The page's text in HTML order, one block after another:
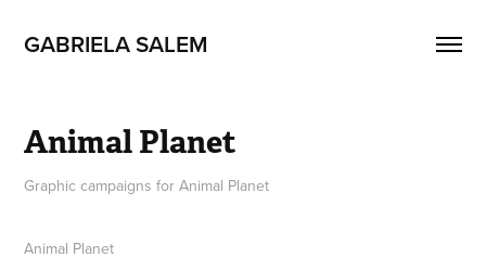
GABRIELA SALEM
Animal Planet
Graphic campaigns for Animal Planet
Animal Planet